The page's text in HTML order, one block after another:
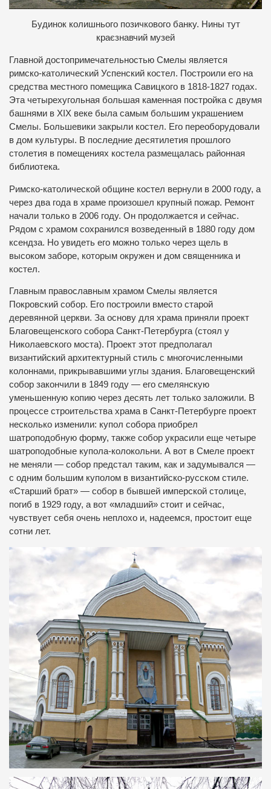
Будинок колишнього позичкового банку. Нины тут
краєзнавчий музей
Главной достопримечательностью Смелы является
римско-католический Успенский костел. Построили его на
средства местного помещика Савицкого в 1818-1827 годах.
Эта четырехугольная большая каменная постройка с двумя
башнями в XIX веке была самым большим украшением
Смелы. Большевики закрыли костел. Его переоборудовали
в дом культуры. В последние десятилетия прошлого
столетия в помещениях костела размещалась районная
библиотека.
Римско-католической общине костел вернули в 2000 году, а
через два года в храме произошел крупный пожар. Ремонт
начали только в 2006 году. Он продолжается и сейчас.
Рядом с храмом сохранился возведенный в 1880 году дом
ксендза. Но увидеть его можно только через щель в
высоком заборе, которым окружен и дом священника и
костел.
Главным православным храмом Смелы является
Покровский собор. Его построили вместо старой
деревянной церкви. За основу для храма приняли проект
Благовещенского собора Санкт-Петербурга (стоял у
Николаевского моста). Проект этот предполагал
византийский архитектурный стиль с многочисленными
колоннами, прикрывавшими углы здания. Благовещенский
собор закончили в 1849 году — его смелянскую
уменьшенную копию через десять лет только заложили. В
процессе строительства храма в Санкт-Петербурге проект
несколько изменили: купол собора приобрел
шатроподобную форму, также собор украсили еще четыре
шатроподобные купола-колокольни. А вот в Смеле проект
не меняли — собор предстал таким, как и задумывался —
с одним большим куполом в византийско-русском стиле.
«Старший брат» — собор в бывшей имперской столице,
погиб в 1929 году, а вот «младший» стоит и сейчас,
чувствует себя очень неплохо и, надеемся, простоит еще
сотни лет.